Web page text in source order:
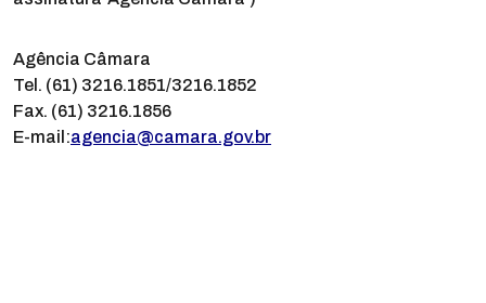
Agência Câmara
Tel. (61) 3216.1851/3216.1852
Fax. (61) 3216.1856
E-mail:agencia@camara.gov.br